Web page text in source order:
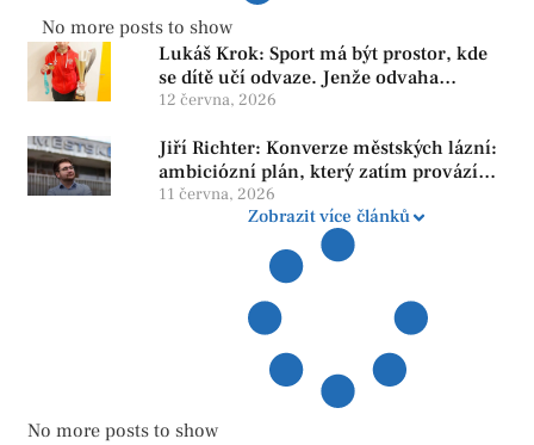
No more posts to show
Lukáš Krok: Sport má být prostor, kde
se dítě učí odvaze. Jenže odvaha
neroste tam, kde se bojí udělat chybu.
12 června, 2026
Jiří Richter: Konverze městských lázní:
ambiciózní plán, který zatím provází
více otazníků než jistot
11 června, 2026
Zobrazit více článků
No more posts to show